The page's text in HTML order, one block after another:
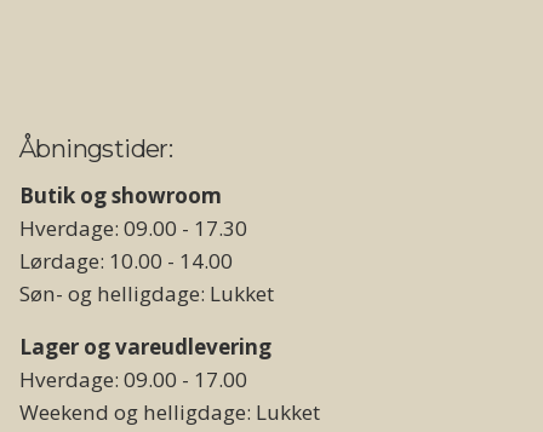
Åbningstider:
Butik og showroom
Hverdage: 09.00 - 17.30
Lørdage: 10.00 - 14.00
Søn- og helligdage: Lukket
Lager og vareudlevering
Hverdage: 09.00 - 17.00
Weekend og helligdage: Lukket